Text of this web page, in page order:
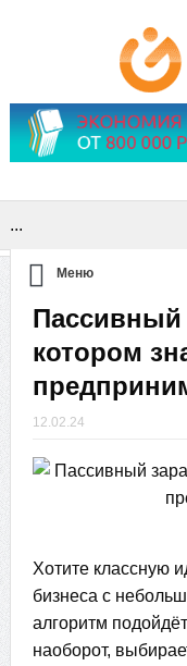
...
Меню
Пассивный
котором
12.02.24
Хотите классную
бизнеса с
алгоритм
наоборот,